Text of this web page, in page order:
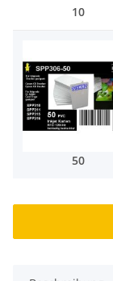
10
50